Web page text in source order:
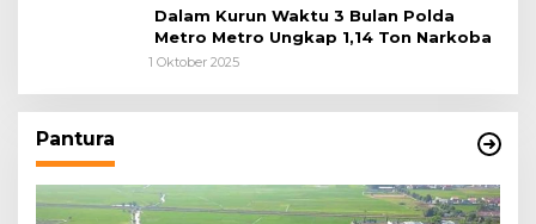
Dalam Kurun Waktu 3 Bulan Polda
Metro Metro Ungkap 1,14 Ton Narkoba
1 Oktober 2025
Pantura